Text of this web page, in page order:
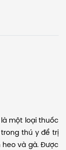
là một loại thuốc
thú y để trị
và gà. Được